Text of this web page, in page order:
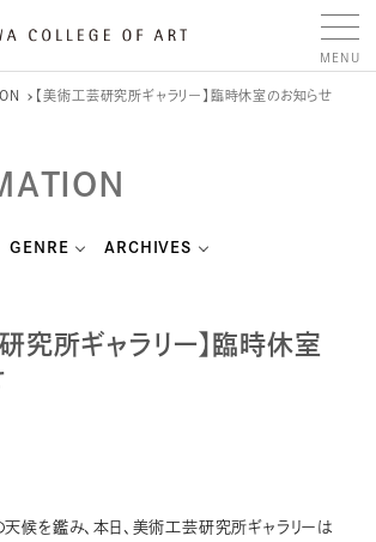
【美術工芸研究所ギャラリー】臨時休室のお知らせ
GENRE ARCHIVES
究所ギャラリー】臨時休室
候を鑑み、本日、美術工芸研究所ギャラリーは